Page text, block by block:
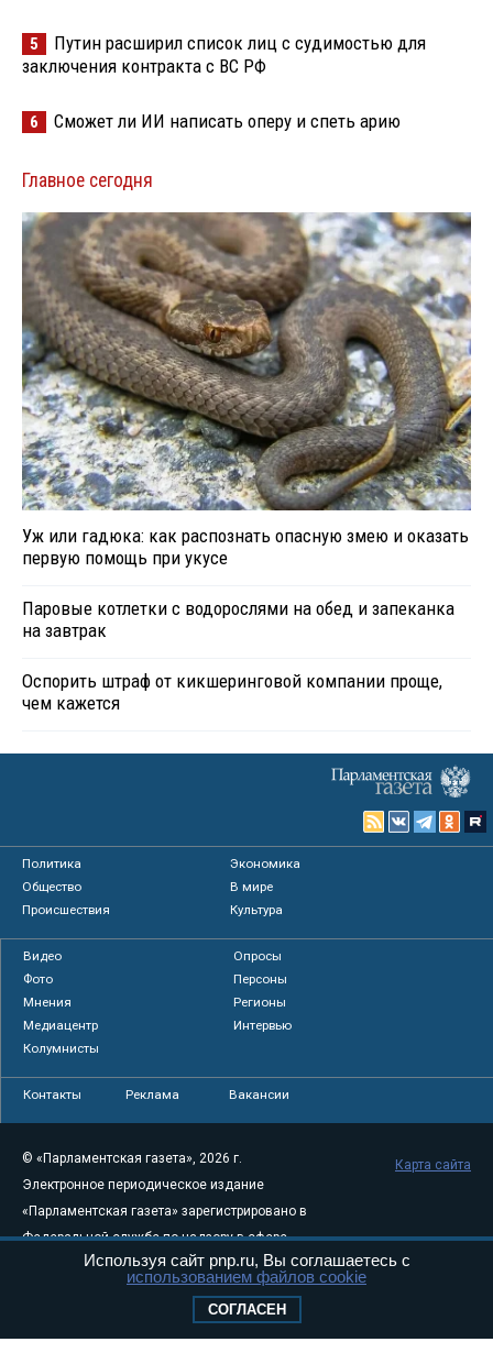
5
Путин расширил список лиц с судимостью для
заключения контракта с ВС РФ
6 Сможет ли ИИ написать оперу и спеть арию
Главное сегодня
Уж или гадюка: как распознать опасную змею и оказать
первую помощь при укусе
Паровые котлетки с водорослями на обед и запеканка
на завтрак
Оспорить штраф от кикшеринговой компании проще,
чем кажется
Политика
Экономика
Общество
В мире
Происшествия
Культура
Видео
Опросы
Фото
Персоны
Мнения
Регионы
Медиацентр
Интервью
Колумнисты
Контакты Реклама Вакансии
© «Парламентская газета», 2026 г.
Электронное периодическое издание
«Парламентская газета» зарегистрировано в
Федеральной службе по надзору в сфере
связи, информационных технологий и
массовых коммуникаций (Роскомнадзор) 05
Свидетельство о регистрации Эл № ФС77-
Карта сайта
Используя сайт pnp.ru, Вы соглашаетесь с
использованием файлов cookie
СОГЛАСЕН